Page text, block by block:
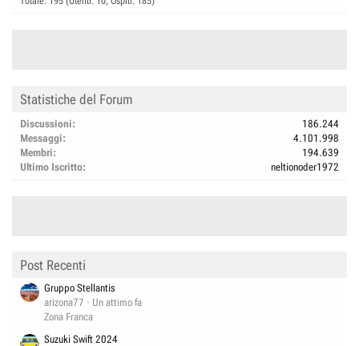
Statistiche del Forum
Discussioni
186.244
Messaggi
4.101.998
Membri
194.639
Ultimo Iscritto
neltionoder1972
Post Recenti
Gruppo Stellantis
arizona77
Un attimo fa
Zona Franca
Suzuki Swift 2024